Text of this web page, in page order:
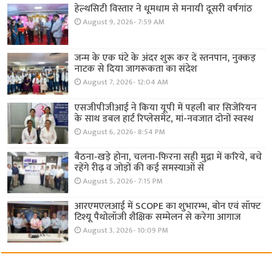
हेल्थसिटी विस्तार ने धूमधाम से मनायी दूसरी वर्षगांठ
August 9, 2026- 7:59 AM
जन्म के एक घंटे के अंदर शुरू कर दें स्तनपान, नुक्कड़
नाटक से दिया जागरूकता का संदेश
August 7, 2026- 12:04 AM
एसजीपीजीआई ने किया यूपी में पहली बार सिजेरियन
के साथ डबल हार्ट रिप्लेसमेंट, मां-नवजात दोनों स्वस्थ
August 6, 2026- 8:54 PM
बैठना-खड़े होना, चलना-फिरना सही मुद्रा में करिये, बचे
रहेंगे रीढ़ व जोड़ों की कई समस्याओं से
August 5, 2026- 7:15 PM
आरएमएलआई में SCOPE का शुभारम्भ, बोन एवं सॉफ्ट
टिश्यू पैथोलॉजी शैक्षिक सम्मेलन से करेगा आगाज
August 3, 2026- 10:09 PM